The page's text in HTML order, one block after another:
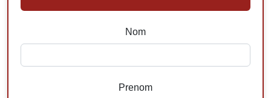
Nom
Prenom